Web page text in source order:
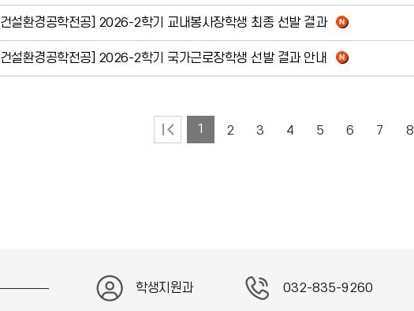
[건설환경공학전공] 2026-2학기 교내봉사장학생 최종 선발 결과
[건설환경공학전공] 2026-2학기 국가근로장학생 선발 결과 안내
1 2 3 4 5 6 7 8
학생지원과 032-835-9260